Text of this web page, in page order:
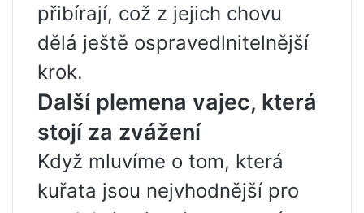
přibírají, což z jejich chovu
dělá ještě ospravedlnitelnější
krok.
Další plemena vajec, která
stojí za zvážení
Když mluvíme o tom, která
kuřata jsou nejvhodnější pro